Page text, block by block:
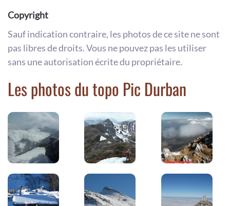
Copyright
Sauf indication contraire, les photos de ce site ne sont
pas libres de droits. Vous ne pouvez pas les utiliser
sans une autorisation écrite du propriétaire.
Les photos du topo Pic Durban